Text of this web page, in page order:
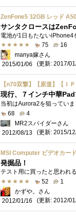
ZenFone5 32GB レッド
75
16
manya嫁さん
2015/01/06
(更新: 2017/
現行、７インチ中華Pad
68
4
MR2スパイダーさん
2012/08/13
(更新: 2015/
発掘品！
52
1
かずや。さん
2012/01/16
(更新: 2012/